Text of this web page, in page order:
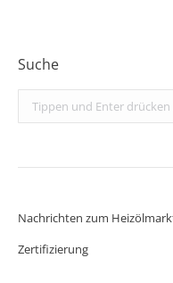
Suche
Search:
Nachrichten zum
Zertifizierung